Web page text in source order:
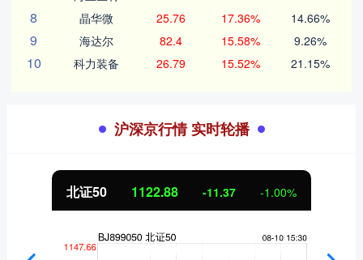
8 晶华微 25.76 17.36% 14.66%
9 海达尔 82.4 15.58% 9.26%
10 科力装备 26.79 15.52% 21.15%
沪深京行情 实时轮播
北证50 1122.88 -11.37 -1.00%